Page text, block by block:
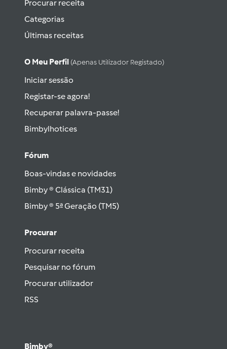
Procurar receita
Categorias
Últimas receitas
O Meu Perfil (apenas Utilizador Registado)
Iniciar sessão
Registar-se agora!
Recuperar palavra-passe!
Bimbylhotices
Fórum
Boas-vindas e novidades
Bimby ® Clássica (TM31)
Bimby ® 5ª Geração (TM5)
Procurar
Procurar receita
Pesquisar no fórum
Procurar utilizador
RSS
Bimby®